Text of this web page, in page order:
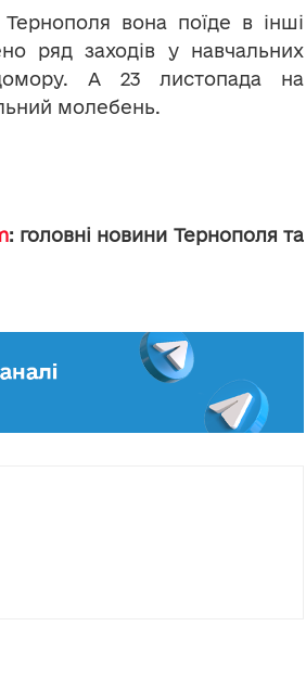
вона поїде в інші
ряд заходів у навчальних
А 23 листопада на
молебень.
: головні новини Тернополя та